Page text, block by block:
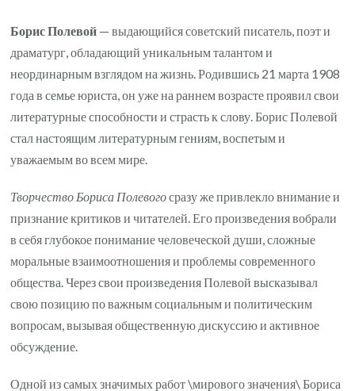
истории
советской
литературы
Борис Полевой — выдающийся советский писатель, поэт и
драматург, обладающий уникальным талантом и
неординарным взглядом на жизнь. Родившись 21 марта 1908
года в семье юриста, он уже на раннем возрасте проявил свои
литературные способности и страсть к слову. Борис Полевой
стал настоящим литературным гениям, воспетым и
уважаемым во всем мире.
Творчество Бориса Полевогосразу же привлекло внимание и
признание критиков и читателей. Его произведения вобрали
в себя глубокое понимание человеческой души, сложные
моральные взаимоотношения и проблемы современного
общества. Через свои произведения Полевой высказывал
свою позицию по важным социальным и политическим
вопросам, вызывая общественную дискуссию и активное
обсуждение.
Одной из самых значимых работ \мирового значения\ Бориса